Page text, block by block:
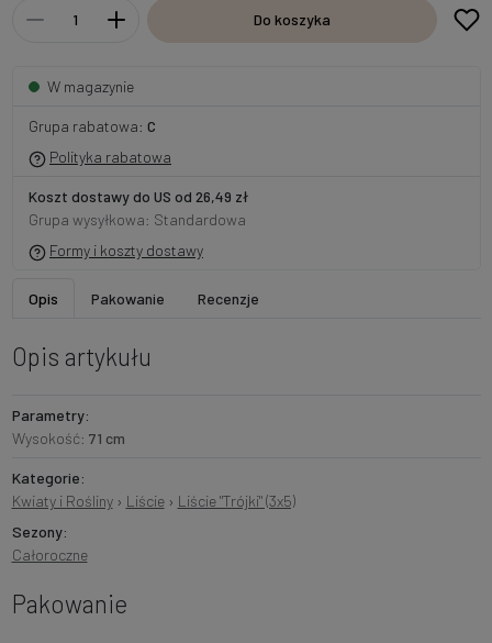
Do koszyka
W magazynie
Grupa rabatowa: C
Polityka rabatowa
Koszt dostawy do US od 26,49 zł
Grupa wysyłkowa: Standardowa
Formy i koszty dostawy
Opis Pakowanie Recenzje
Opis artykułu
Parametry:
Wysokość: 71 cm
Kategorie:
Kwiaty i Rośliny› Liście› Liście "Trójki" (3x5)
Sezony:
Całoroczne
Pakowanie